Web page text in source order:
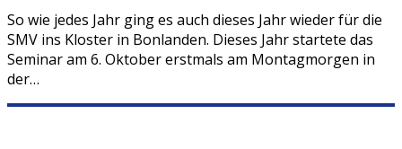
So wie jedes Jahr ging es auch dieses Jahr wieder für die
SMV ins Kloster in Bonlanden. Dieses Jahr startete das
Seminar am 6. Oktober erstmals am Montagmorgen in
der…